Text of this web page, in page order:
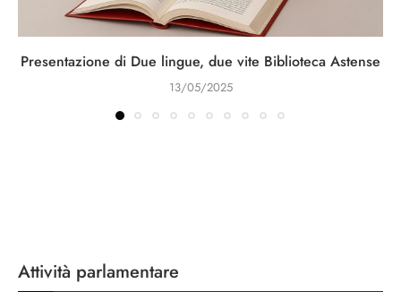
Presentazione di Due lingue, due vite Biblioteca Astense
13/05/2025
Attività parlamentare